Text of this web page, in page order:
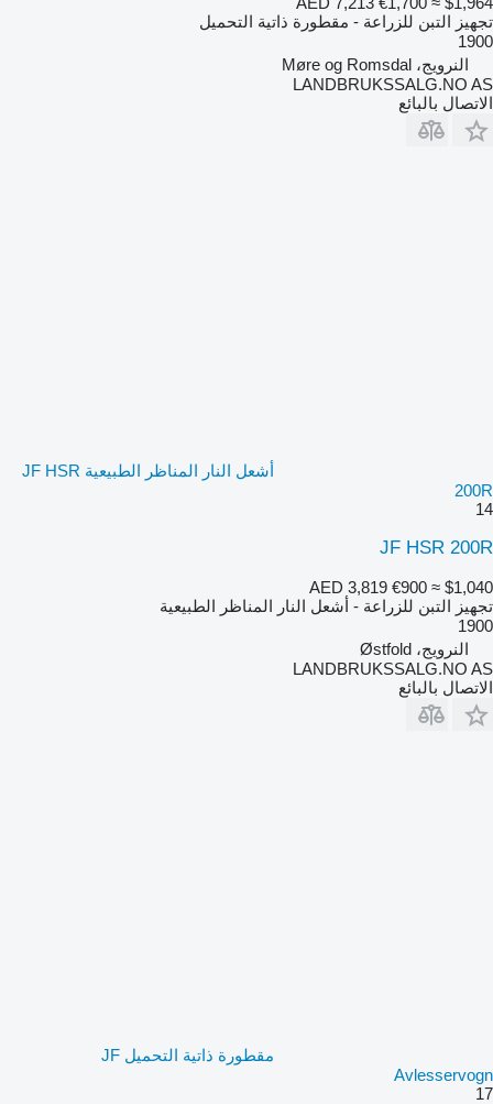
تجهيز التبن للزراعة - مقطورة ذاتية التحميل
1900
النرويج، Møre og Romsdal
LANDBRUKSSALG.NO AS
الاتصال بالبائع
أشعل النار المناظر الطبيعية JF HSR
200R
14
JF HSR 200R
AED 3,819 €900 ≈ $1,040
تجهيز التبن للزراعة - أشعل النار المناظر الطبيعية
1900
النرويج، Østfold
LANDBRUKSSALG.NO AS
الاتصال بالبائع
مقطورة ذاتية التحميل JF
Avlesservogn
17